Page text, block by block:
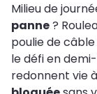
Milieu de
panne?
poulie de
le défi en
redonnent vie